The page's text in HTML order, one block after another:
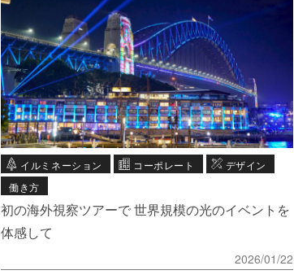
イルミネーション コーポレート
デザイン
働き方
初の海外視察ツアーで 世界規模の光のイベントを
体感して
2026/01/22